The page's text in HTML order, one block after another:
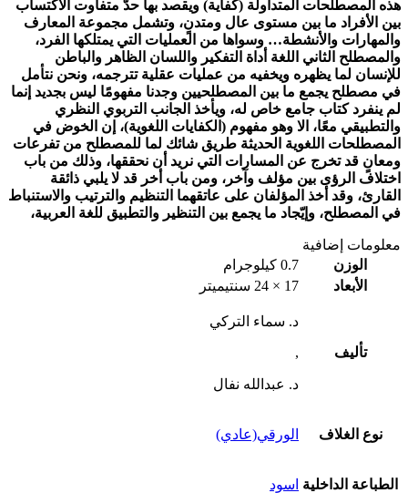
هذه المصطلحات المتداولة (كفاية) ويقصد بها حدٌّ متفاوت الاكتساب
بين الأفراد ما بين مستوى عال ومتدنٍ، وتشمل مجموعة المعارف
والمهارات والأنشطة… وسواها من العمليات التي يمتلكها الفرد،
والمصطلح الثاني اللغة أداة التفكير واللسان الظاهر والباطن
للإنسان لما يظهره ويخفيه من عمليات عقلية تترجمه، ونحن نتأمل
في مصطلح يجمع ما بين المصطلحيين وجدنا مفهومًا ليس بجديد إنما
لم ينفرد كتاب جامع خاص له، ويأخذ الجانب التربوي النظري
والتطبيقي معًا، الا وهو مفهوم (الكفايات اللغوية)، إن الخوض في
المصطلحات اللغوية الحديثة طريق شائك لما للمصطلح من تفرعات
ومعانٍ قد تخرج عن المسارات التي نريد أن نحققها، وذلك من باب
اختلاف الرؤى بين مؤلف وآخر، ومن باب أخر قد لا يلبي ذائقة
القارئ، وقد أخذ المؤلفان على عاتقهما التنظيم والترتيب والاستنباط
في المصطلح، وإيّجاد ما يجمع بين التنظير والتطبيق للغة العربية،
معلومات إضافية
الوزن
0.7 كيلوجرام
الأبعاد
17 × 24 سنتيميتر
تأليف
د. سماء التركي
,
د. عبدالله نفال
نوع الغلاف الورقي(عادي)
الطباعة الداخلية اسود